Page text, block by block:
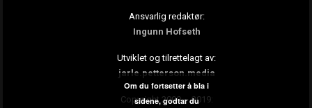
Ansvarlig redaktør:
Ingunn Hofseth
Utviklet og tilrettelagt av:
jarle.petterson.media
Copyright 2009 – 2019:
Om du fortsetter å bla i
sidene, godtar du